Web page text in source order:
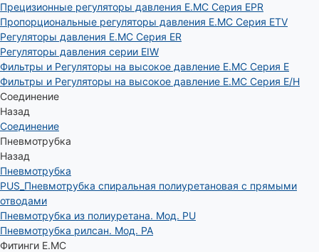
Прецизионные регуляторы давления E.MC Серия EPR
Пропорциональные регуляторы давления E.MC Серия ETV
Регуляторы давления E.MC Серия ER
Регуляторы давления серии EIW
Фильтры и Регуляторы на высокое давление E.MC Серия E
Фильтры и Регуляторы на высокое давление E.MC Серия E/H
Соединение
Назад
Соединение
Пневмотрубка
Назад
Пневмотрубка
PUS_Пневмотрубка спиральная полиуретановая с прямыми
отводами
Пневмотрубка из полиуретана. Мод. РU
Пневмотрубка рилсан. Мод. PA
Фитинги E.MC